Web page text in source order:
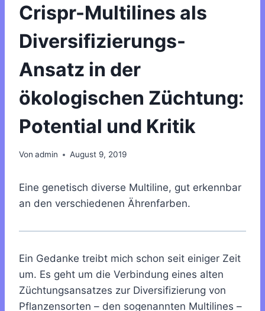
Crispr-Multilines als
Diversifizierungs-
Ansatz in der
ökologischen Züchtung:
Potential und Kritik
Von admin August 9, 2019
Eine genetisch diverse Multiline, gut erkennbar
an den verschiedenen Ährenfarben.
Ein Gedanke treibt mich schon seit einiger Zeit
um. Es geht um die Verbindung eines alten
Züchtungsansatzes zur Diversifizierung von
Pflanzensorten – den sogenannten Multilines –